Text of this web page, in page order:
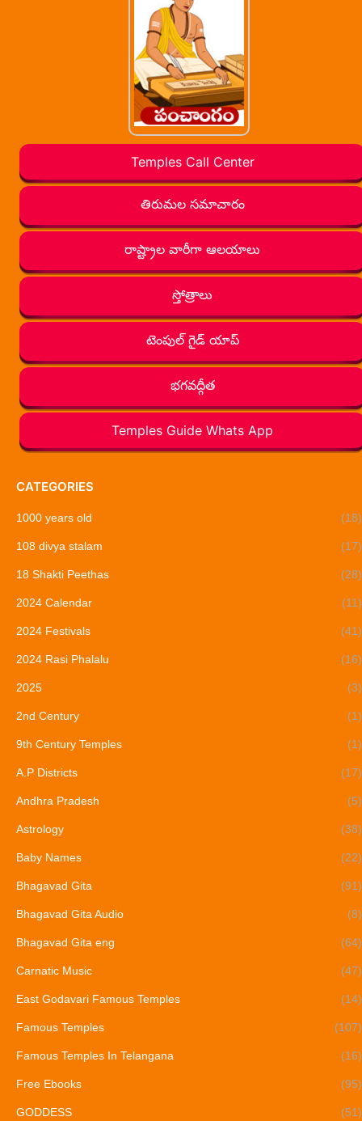
Temples Call Center
తిరుమల సమాచారం
రాష్ట్రాల వారీగా ఆలయాలు
స్తోత్రాలు
టెంపుల్ గైడ్ యాప్
భగవద్గీత
Temples Guide Whats App
CATEGORIES
1000 years old (18)
108 divya stalam (17)
18 Shakti Peethas (28)
2024 Calendar (11)
2024 Festivals (41)
2024 Rasi Phalalu (16)
2025 (3)
2nd Century (1)
9th Century Temples (1)
A.P Districts (17)
Andhra Pradesh (5)
Astrology (38)
Baby Names (22)
Bhagavad Gita (91)
Bhagavad Gita Audio (8)
Bhagavad Gita eng (64)
Carnatic Music (47)
East Godavari Famous Temples (14)
Famous Temples (107)
Famous Temples In Telangana (16)
Free Ebooks (95)
GODDESS (51)